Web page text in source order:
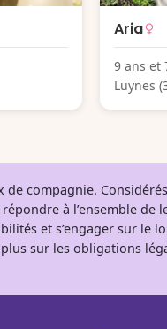
Aria
9 ans et
Luynes
compagnie.
à l’ensemble
et s’engager sur le
sur les obligations